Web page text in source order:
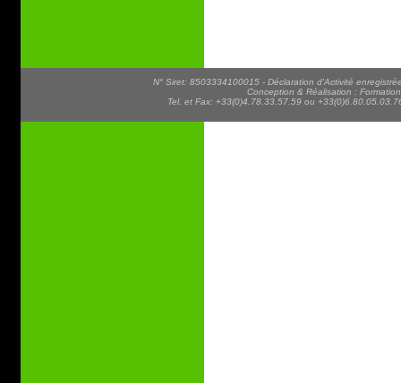
N° Siret: 8503334100015 - Déclaration d'Activité
Conception & Réalisation :
Tel. et Fax: +33(0)4.78.33.57.59 ou